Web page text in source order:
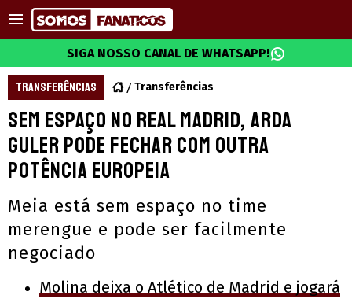
SIGA NOSSO CANAL DE WHATSAPP!
TRANSFERÊNCIAS Transferências
Sem espaço no Real Madrid, Arda
Guler pode fechar com outra
potência europeia
Meia está sem espaço no time
merengue e pode ser facilmente
negociado
Molina deixa o Atlético de Madrid e jogará